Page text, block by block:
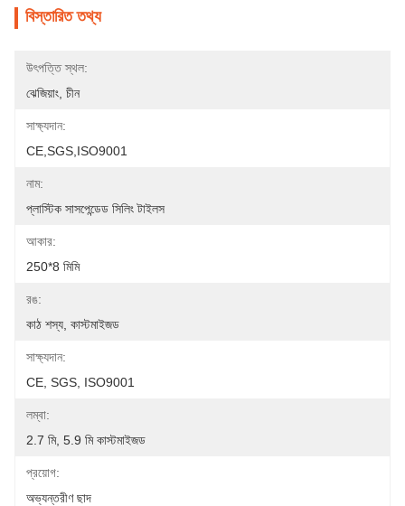
বিস্তারিত তথ্য
উৎপত্তি স্থল:
ঝেজিয়াং, চীন
সাক্ষ্যদান:
CE,SGS,ISO9001
নাম:
প্লাস্টিক সাসপেন্ডেড সিলিং টাইলস
আকার:
250*8 মিমি
রঙ:
কাঠ শস্য, কাস্টমাইজড
সাক্ষ্যদান:
CE, SGS, ISO9001
লম্বা:
2.7 মি, 5.9 মি কাস্টমাইজড
প্রয়োগ:
অভ্যন্তরীণ ছাদ